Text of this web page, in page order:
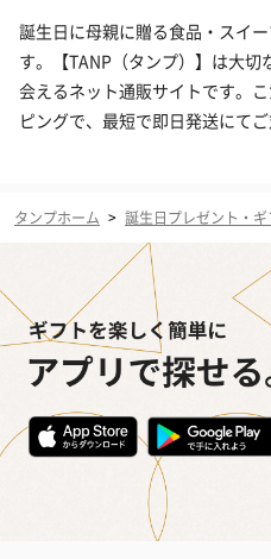
誕生日に母親に贈る食品・スイ
す。【TANP（タンプ）】は大
会えるネット通販サイトです。
ピングで、最短で即日発送にてご
タンプホーム > 誕生日プレゼント・ギ